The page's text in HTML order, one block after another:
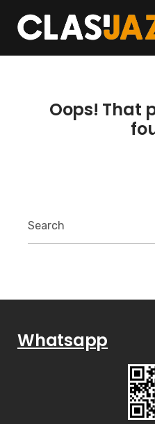
content
Oops! That
Whatsapp